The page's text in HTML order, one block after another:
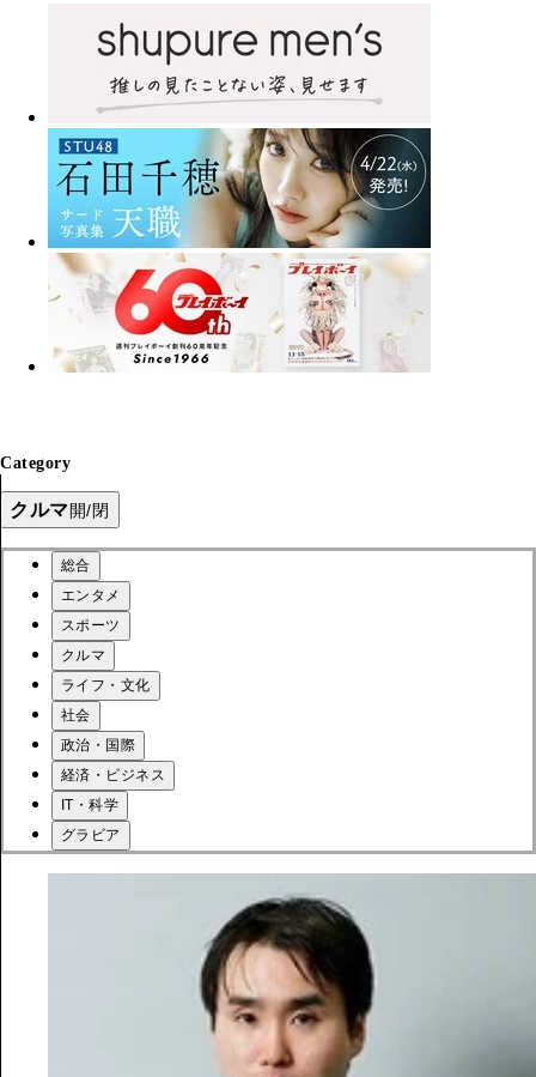
Category
クルマ開/閉
総合
エンタメ
スポーツ
クルマ
ライフ・文化
社会
政治・国際
経済・ビジネス
IT・科学
グラビア